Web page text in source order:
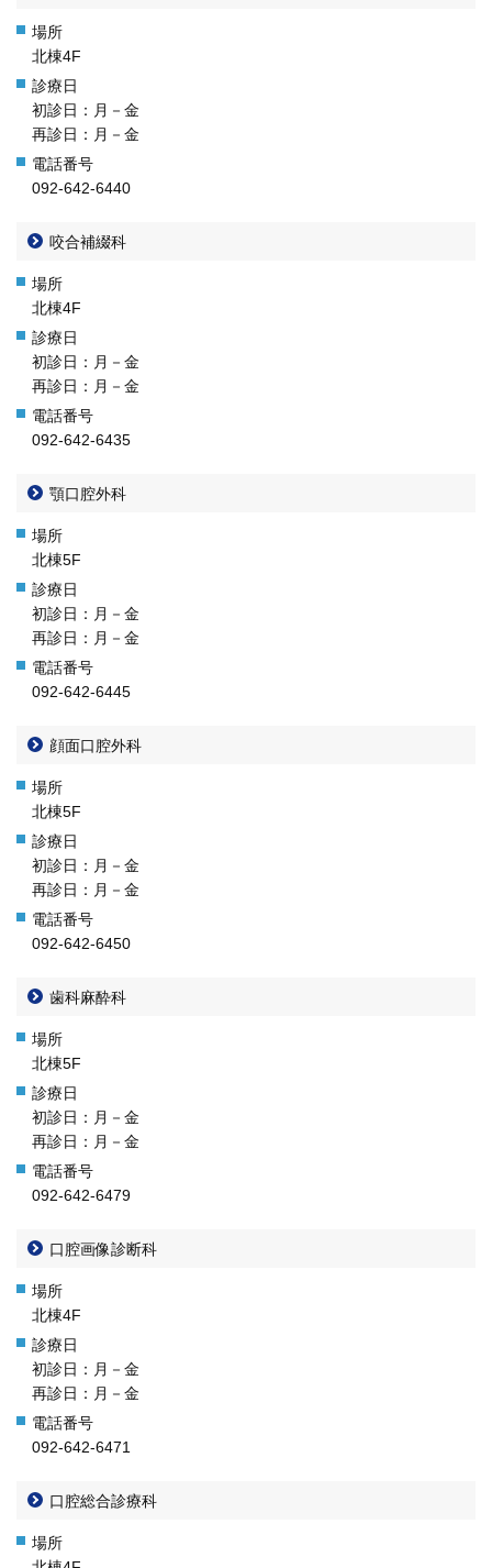
北棟4F
初診日：月－金
再診日：月－金
092-642-6440
咬合補綴科
北棟4F
初診日：月－金
再診日：月－金
092-642-6435
顎口腔外科
北棟5F
初診日：月－金
再診日：月－金
092-642-6445
顔面口腔外科
北棟5F
初診日：月－金
再診日：月－金
092-642-6450
歯科麻酔科
北棟5F
初診日：月－金
再診日：月－金
092-642-6479
口腔画像診断科
北棟4F
初診日：月－金
再診日：月－金
092-642-6471
口腔総合診療科